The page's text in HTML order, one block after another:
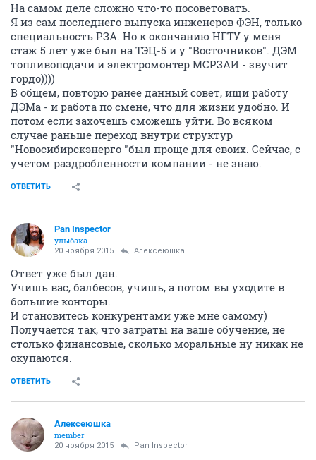
На самом деле сложно что-то посоветовать.
Я из сам последнего выпуска инженеров ФЭН, только
специальность РЗА. Но к окончанию НГТУ у меня
стаж 5 лет уже был на ТЭЦ-5 и у "Восточников". ДЭМ
топливоподачи и электромонтер МСРЗАИ - звучит
гордо))))
В общем, повторю ранее данный совет, ищи работу
ДЭМа - и работа по смене, что для жизни удобно. И
потом если захочешь сможешь уйти. Во всяком
случае раньше переход внутри структур
"Новосибирскэнерго "был проще для своих. Сейчас, с
учетом раздробленности компании - не знаю.
ОТВЕТИТЬ
Pan Inspector
улыбака
20 ноября 2015 Алексеюшка
Ответ уже был дан.
Учишь вас, балбесов, учишь, а потом вы уходите в
большие конторы.
И становитесь конкурентами уже мне самому)
Получается так, что затраты на ваше обучение, не
столько финансовые, сколько моральные ну никак не
окупаются.
ОТВЕТИТЬ
Алексеюшка
member
20 ноября 2015 Pan Inspector